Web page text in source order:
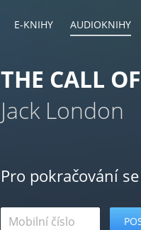
E-KNIHY AUDIOKNIHY
THE CALL
Jack London
Pro pokračování